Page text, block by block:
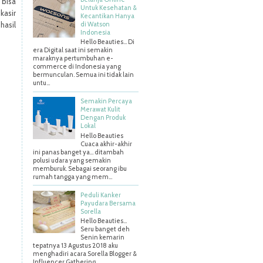
Untuk Kesehatan &
Kecantikan Hanya
di Watson
Indonesia
Hello Beauties... Di
era Digital saat ini semakin
maraknya pertumbuhan e-
commerce di Indonesia yang
bermunculan. Semua ini tidak lain
untu...
Semakin Percaya
Merawat Kulit
Dengan Produk
Lokal
Hello Beauties
Cuaca akhir-akhir
ini panas banget ya… ditambah
polusi udara yang semakin
memburuk. Sebagai seorang ibu
rumah tangga yang mem...
Peduli Kanker
Payudara Bersama
Sorella
Hello Beauties…
Seru banget deh
Senin kemarin
tepatnya 13 Agustus 2018 aku
menghadiri acara Sorella Blogger &